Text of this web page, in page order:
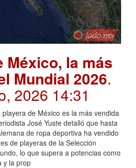
México, la más
Mundial 2026.
2026 14:31
de México es la más vendida
José Yuste detalló que hasta
de ropa deportiva ha vendido
de playeras de la Selección
lo que supera a potencias como
y la prop